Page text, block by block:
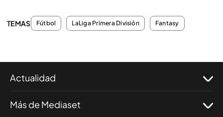
TEMAS Fútbol LaLiga Primera División Fantasy
Actualidad
Más de Mediaset